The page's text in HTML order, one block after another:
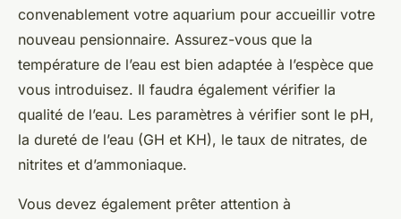
convenablement votre aquarium pour accueillir votre
nouveau pensionnaire. Assurez-vous que la
température de l’eau est bien adaptée à l’espèce que
vous introduisez. Il faudra également vérifier la
qualité de l’eau. Les paramètres à vérifier sont le pH,
la dureté de l’eau (GH et KH), le taux de nitrates, de
nitrites et d’ammoniaque.
Vous devez également prêter attention à